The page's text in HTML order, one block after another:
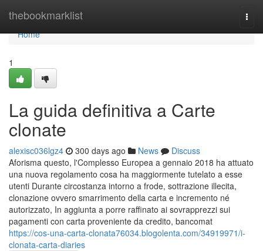
thebookmarklist
Home
Home
1
La guida definitiva a Carte
clonate
alexisc036lgz4 300 days ago News
Discuss
Aforisma questo, l'Complesso Europea a gennaio 2018 ha attuato
una nuova regolamento cosa ha maggiormente tutelato a esse
utenti Durante circostanza intorno a frode, sottrazione illecita,
clonazione ovvero smarrimento della carta e incremento né
autorizzato, In aggiunta a porre raffinato ai sovrapprezzi sui
pagamenti con carta proveniente da credito, bancomat
https://cos-una-carta-clonata76034.blogolenta.com/34919971/i-
clonata-carta-diaries